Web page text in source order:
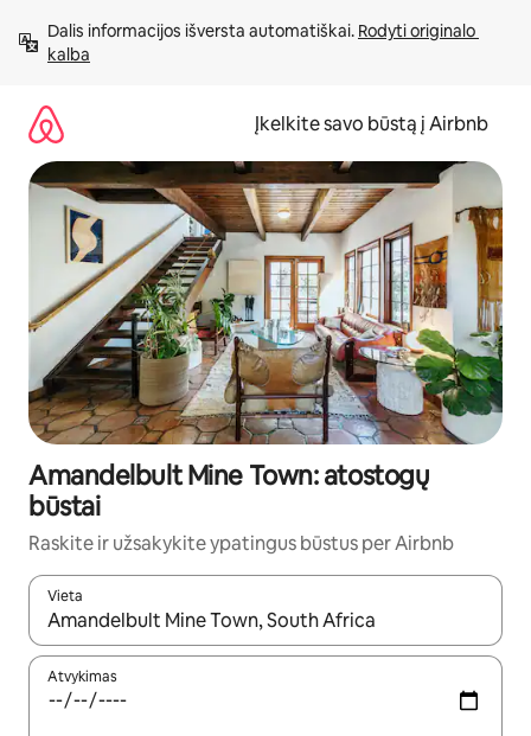
prie
turinio
Dalis informacijos išversta automatiškai. Rodyti originalo
kalba
Įkelkite savo būstą į Airbnb
Amandelbult Mine Town: atostogų
būstai
Raskite ir užsakykite ypatingus būstus per Airbnb
Vieta
Kai pasirodys paieškos rezultatai, juos naršyti galite
Atvykimas